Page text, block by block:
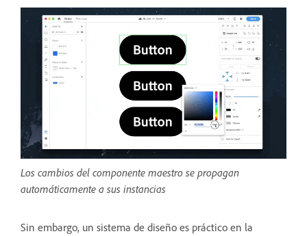
Los cambios del componente maestro se propagan
automáticamente a sus instancias
Sin embargo, un sistema de diseño es práctico en la